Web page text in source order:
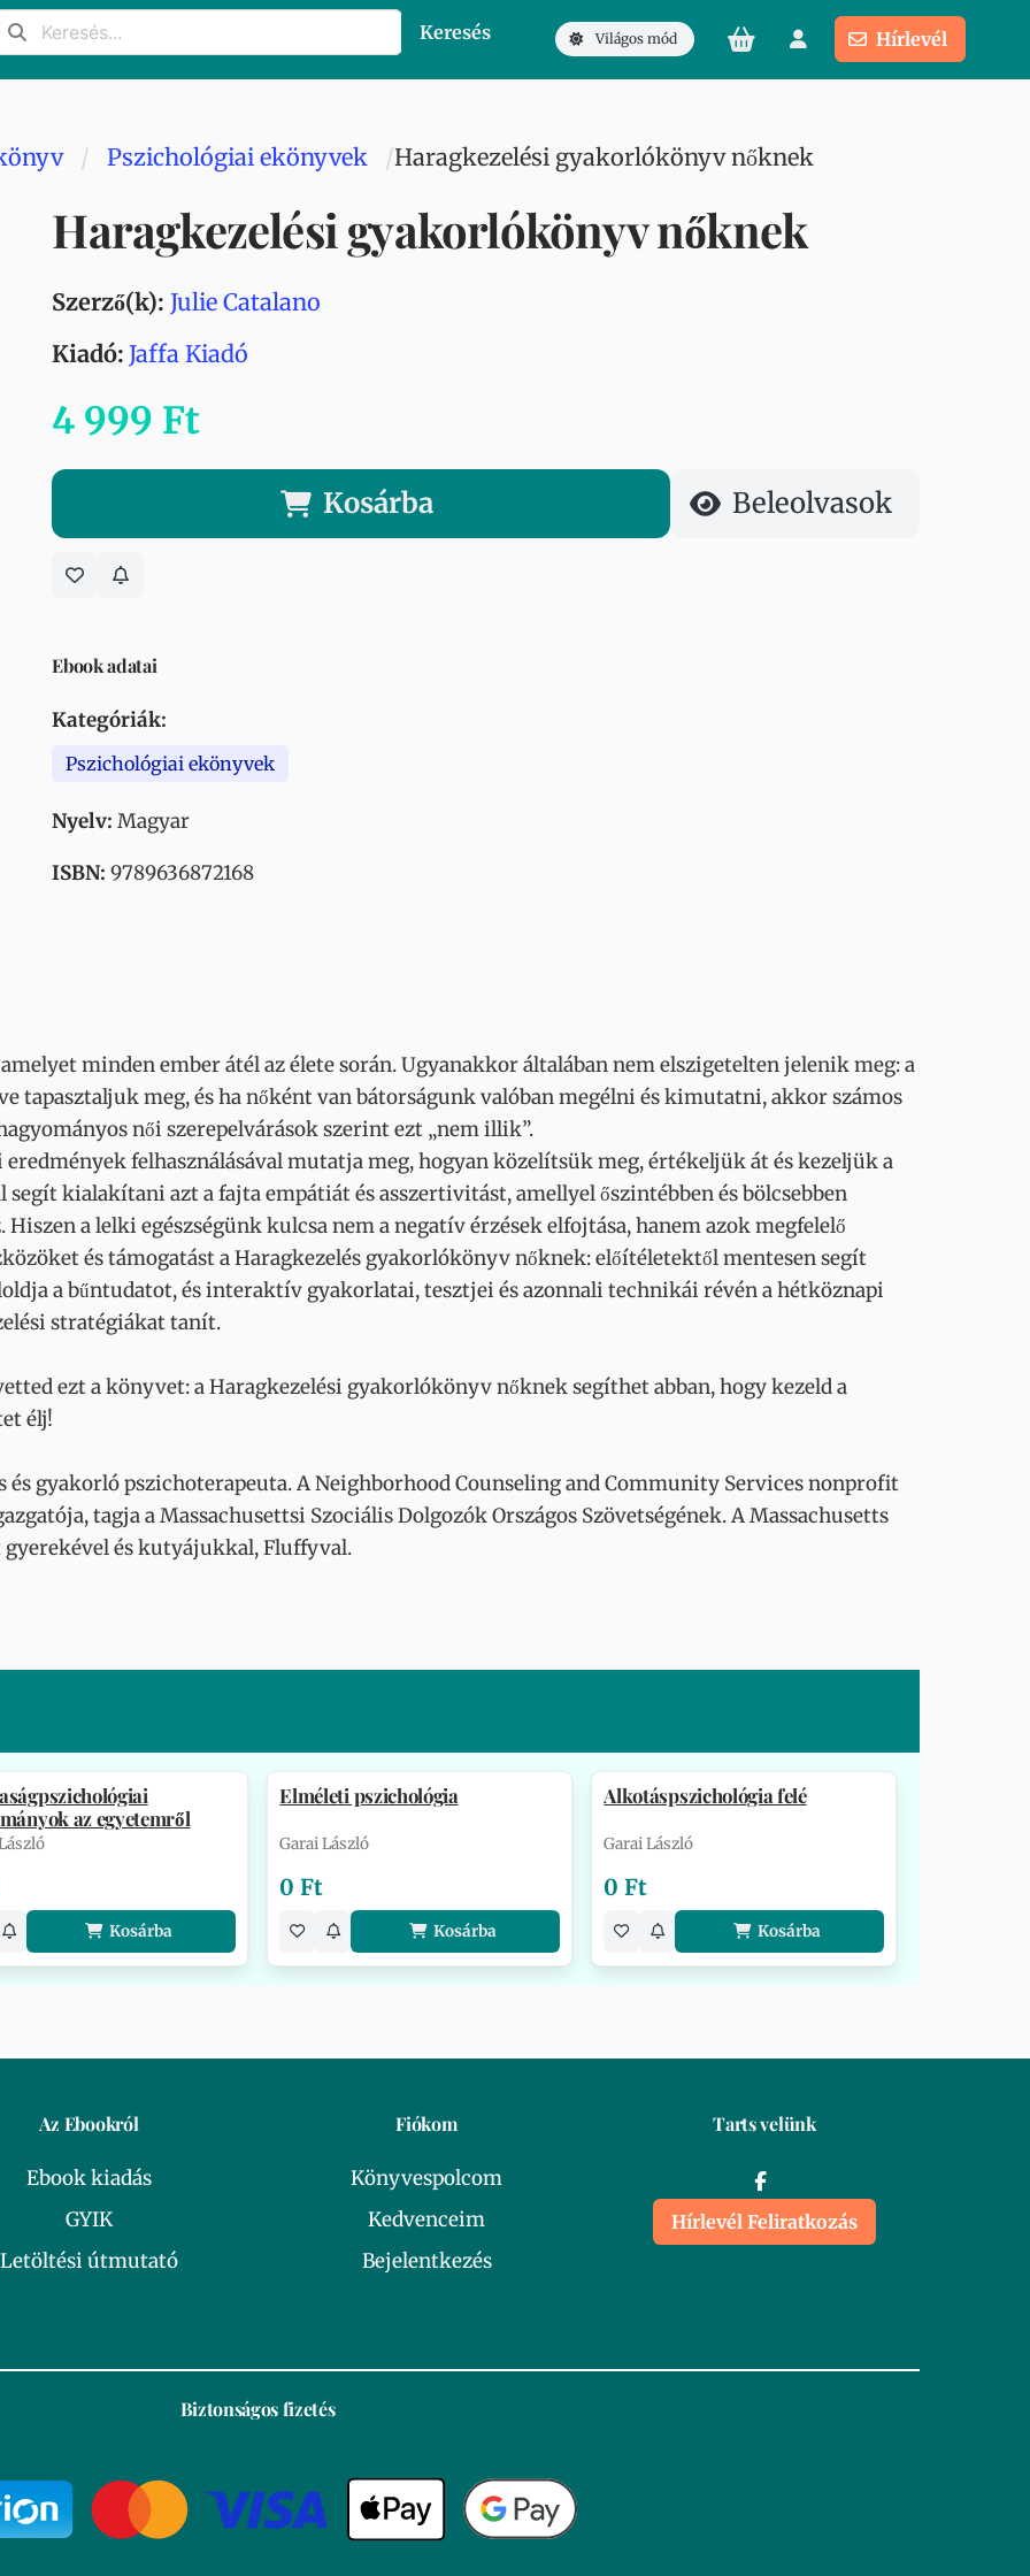
Keresés Világos mód Hírlevél
Pszichológiai ekönyvek Haragkezelési gyakorlókönyv nőknek
Haragkezelési gyakorlókönyv nőknek
Szerző(k): Julie Catalano
Kiadó: Jaffa Kiadó
4 999 Ft
Kosárba Beleolvasok
Ebook adatai
Kategóriák:
Pszichológiai ekönyvek
Nyelv: Magyar
ISBN: 9789636872168
minden ember átél az élete során. Ugyanakkor általában nem elszigetelten jelenik meg: a
tapasztaljuk meg, és ha nőként van bátorságunk valóban megélni és kimutatni, akkor számos
női szerepelvárások szerint ezt „nem illik”.
felhasználásával mutatja meg, hogyan közelítsük meg, értékeljük át és kezeljük a
segít kialakítani azt a fajta empátiát és asszertivitást, amellyel őszintébben és bölcsebben
a lelki egészségünk kulcsa nem a negatív érzések elfojtása, hanem azok megfelelő
és támogatást a Haragkezelés gyakorlókönyv nőknek: előítéletektől mentesen segít
a bűntudatot, és interaktív gyakorlatai, tesztjei és azonnali technikái révén a hétköznapi
stratégiákat tanít.
ezt a könyvet: a Haragkezelési gyakorlókönyv nőknek segíthet abban, hogy kezeld a
élj!
és gyakorló pszichoterapeuta. A Neighborhood Counseling and Community Services nonprofit
tagja a Massachusettsi Szociális Dolgozók Országos Szövetségének. A Massachusetts
és kutyájukkal, Fluffyval.
az egyetemről
Kosárba
Elméleti pszichológia
Garai László
0 Ft
Kosárba
Alkotáspszichológia felé
Garai László
0 Ft
Kosárba
Az Ebookról
Ebook kiadás
GYIK
Letöltési útmutató
Fiókom
Könyvespolcom
Kedvenceim
Bejelentkezés
Tarts velünk
Hírlevél Feliratkozás
Biztonságos fizetés